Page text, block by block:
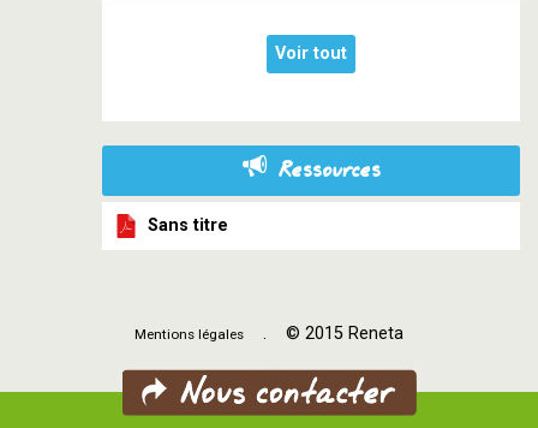
Voir tout
Ressources
Sans titre
Mentions légales . © 2015 Reneta